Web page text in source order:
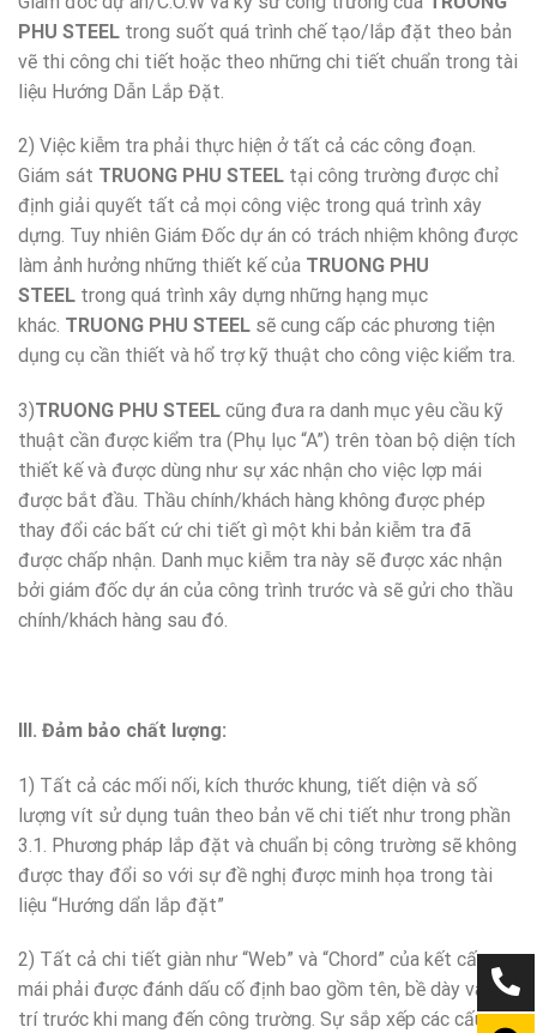
PHU STEEL trong suốt quá trình chế tạo/lắp đặt theo bản
vẽ thi công chi tiết hoặc theo những chi tiết chuẩn trong tài
liệu Hướng Dẫn Lắp Đặt.
2) Việc kiễm tra phải thực hiện ở tất cả các công đoạn.
Giám sát TRUONG PHU STEEL tại công trường được chỉ
định giải quyết tất cả mọi công việc trong quá trình xây
dựng. Tuy nhiên Giám Đốc dự án có trách nhiệm không được
làm ảnh hưởng những thiết kế của TRUONG PHU
STEEL trong quá trình xây dựng những hạng mục
khác. TRUONG PHU STEEL sẽ cung cấp các phương tiện
dụng cụ cần thiết và hổ trợ kỹ thuật cho công việc kiểm tra.
3)TRUONG PHU STEEL cũng đưa ra danh mục yêu cầu kỹ
thuật cần được kiểm tra (Phụ lục “A”) trên tòan bộ diện tích
thiết kế và được dùng như sự xác nhận cho việc lợp mái
được bắt đầu. Thầu chính/khách hàng không được phép
thay đổi các bất cứ chi tiết gì một khi bản kiễm tra đã
được chấp nhận. Danh mục kiễm tra này sẽ được xác nhận
bởi giám đốc dự án của công trình trước và sẽ gửi cho thầu
chính/khách hàng sau đó.
III. Đảm bảo chất lượng:
1) Tất cả các mối nối, kích thước khung, tiết diện và số
lượng vít sử dụng tuân theo bản vẽ chi tiết như trong phần
3.1. Phương pháp lắp đặt và chuẩn bị công trường sẽ không
được thay đổi so với sự đề nghị được minh họa trong tài
liệu “Hướng dẩn lắp đặt”
2) Tất cả chi tiết giàn như “Web” và “Chord” của kết cấu
mái phải được đánh dấu cố định bao gồm tên, bề dày và vị
trí trước khi mang đến công trường. Sự sắp xếp các cấu